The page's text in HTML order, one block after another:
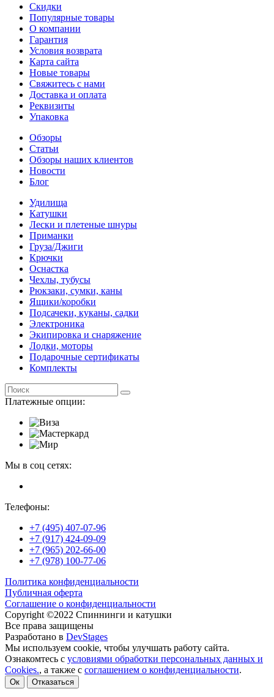
Скидки
Популярные товары
О компании
Гарантия
Условия возврата
Карта сайта
Новые товары
Свяжитесь с нами
Доставка и оплата
Реквизиты
Упаковка
Обзоры
Статьи
Обзоры наших клиентов
Новости
Блог
Удилища
Катушки
Лески и плетеные шнуры
Приманки
Груза/Джиги
Крючки
Оснастка
Чехлы, тубусы
Рюкзаки, сумки, каны
Ящики/коробки
Подсачеки, куканы, садки
Электроника
Экипировка и снаряжение
Лодки, моторы
Подарочные сертификаты
Комплекты
Платежные опции:
Мы в соц сетях:
Телефоны:
+7 (495) 407-07-96
+7 (917) 424-09-09
+7 (965) 202-66-00
+7 (978) 100-77-06
Политика конфиденциальности
Публичная оферта
Соглашение о конфиденциальности
Copyright ©2022 Спиннинги и катушки
Все права защищены
Разработано в DevStages
Мы используем cookie, чтобы улучшать работу сайта.
Ознакомтесь с условиями обработки персональных данных и
Cookies., а также с соглашением о конфиденциальности.
Ок Отказаться